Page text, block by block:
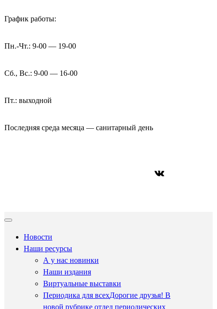
График работы:
Пн.-Чт.: 9-00 — 19-00
Сб., Вс.: 9-00 — 16-00
Пт.: выходной
Последняя среда месяца — санитарный день
ВКонтакте
Новости
Наши ресурсы
А у нас новинки
Наши издания
Виртуальные выставки
Периодика для всехДорогие друзья! В
новой рубрике отдел периодических